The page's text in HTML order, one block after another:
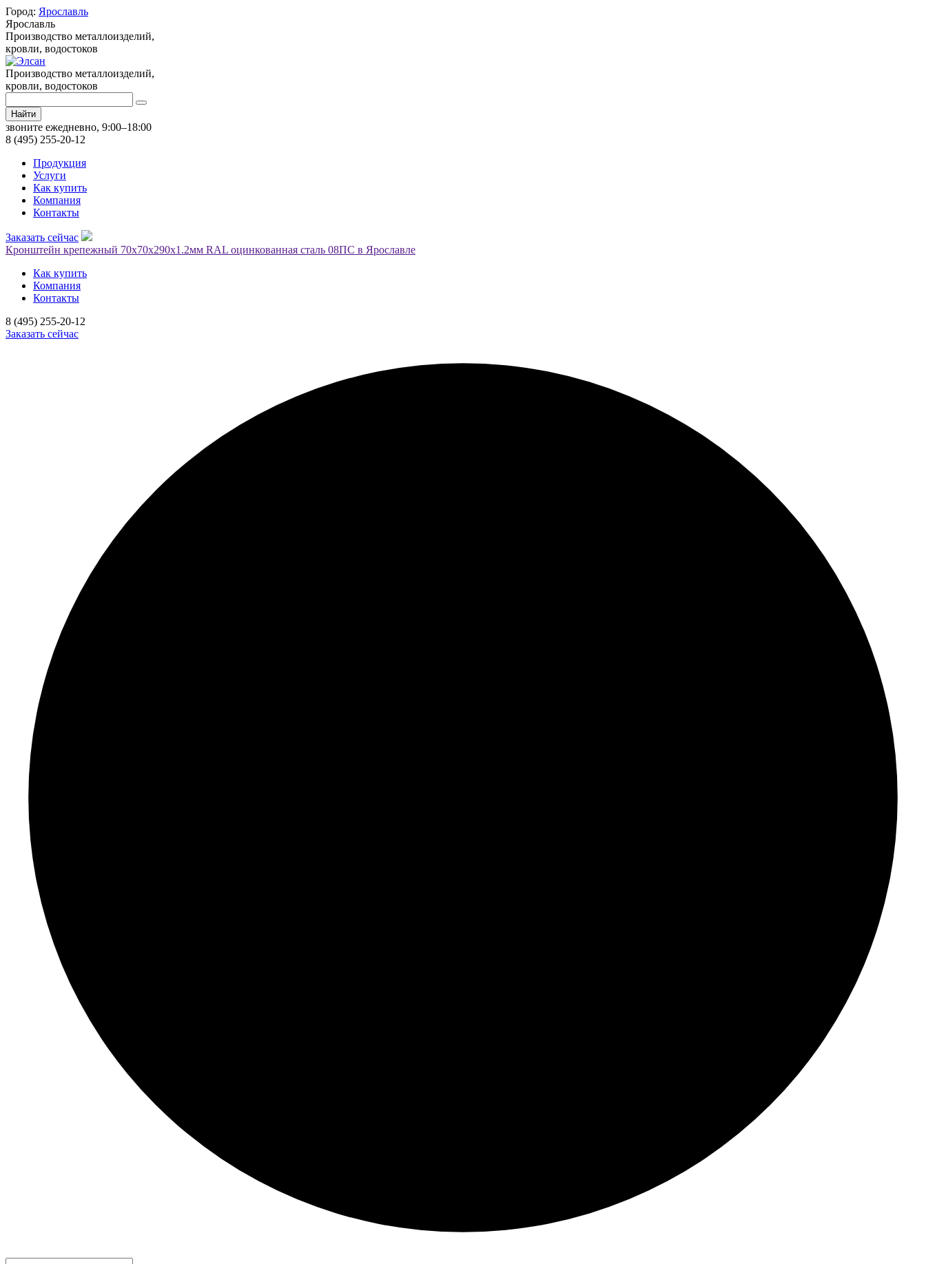
Город: Ярославль
Ярославль
Производство металлоизделий,
кровли, водостоков
Производство металлоизделий,
кровли, водостоков
Найти
звоните ежедневно, 9:00–18:00
8 (495) 255-20-12
Продукция
Услуги
Как купить
Компания
Контакты
Заказать сейчас
Кронштейн крепежный 70х70х290х1.2мм RAL оцинкованная сталь 08ПС в Ярославле
Как купить
Компания
Контакты
8 (495) 255-20-12
Заказать сейчас